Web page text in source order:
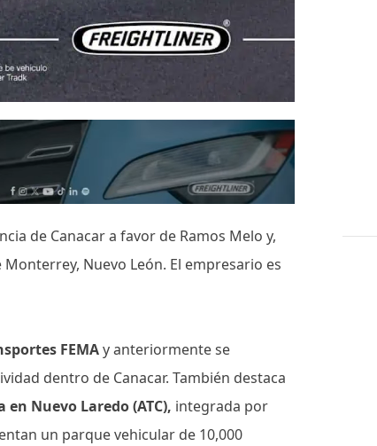
de Canacar a favor de Ramos Melo y,
Nuevo León. El empresario es
FEMAy anteriormente se
dentro de Canacar. También destaca
Nuevo Laredo (ATC), integrada por
un parque vehicular de 10,000